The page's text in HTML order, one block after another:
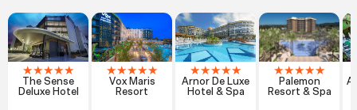
★★★★★
The Sense
Deluxe Hotel
★★★★★
Vox Maris
Resort
★★★★★
Arnor De Luxe
Hotel & Spa
★★★★★
Palemon
Resort & Spa